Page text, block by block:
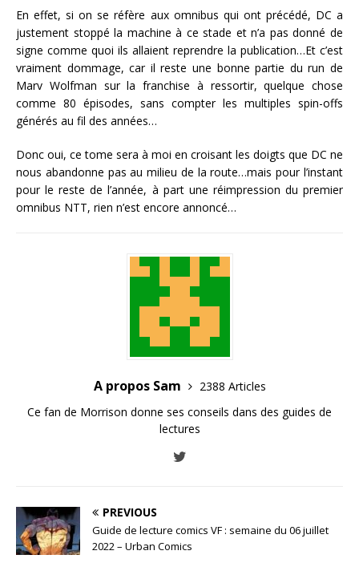
En effet, si on se réfère aux omnibus qui ont précédé, DC a
justement stoppé la machine à ce stade et n’a pas donné de
signe comme quoi ils allaient reprendre la publication…Et c’est
vraiment dommage, car il reste une bonne partie du run de
Marv Wolfman sur la franchise à ressortir, quelque chose
comme 80 épisodes, sans compter les multiples spin-offs
générés au fil des années…
Donc oui, ce tome sera à moi en croisant les doigts que DC ne
nous abandonne pas au milieu de la route…mais pour l’instant
pour le reste de l’année, à part une réimpression du premier
omnibus NTT, rien n’est encore annoncé…
A propos Sam
2388 Articles
Ce fan de Morrison donne ses conseils dans des guides de
lectures
PREVIOUS
Guide de lecture comics VF : semaine du 06 juillet
2022 – Urban Comics